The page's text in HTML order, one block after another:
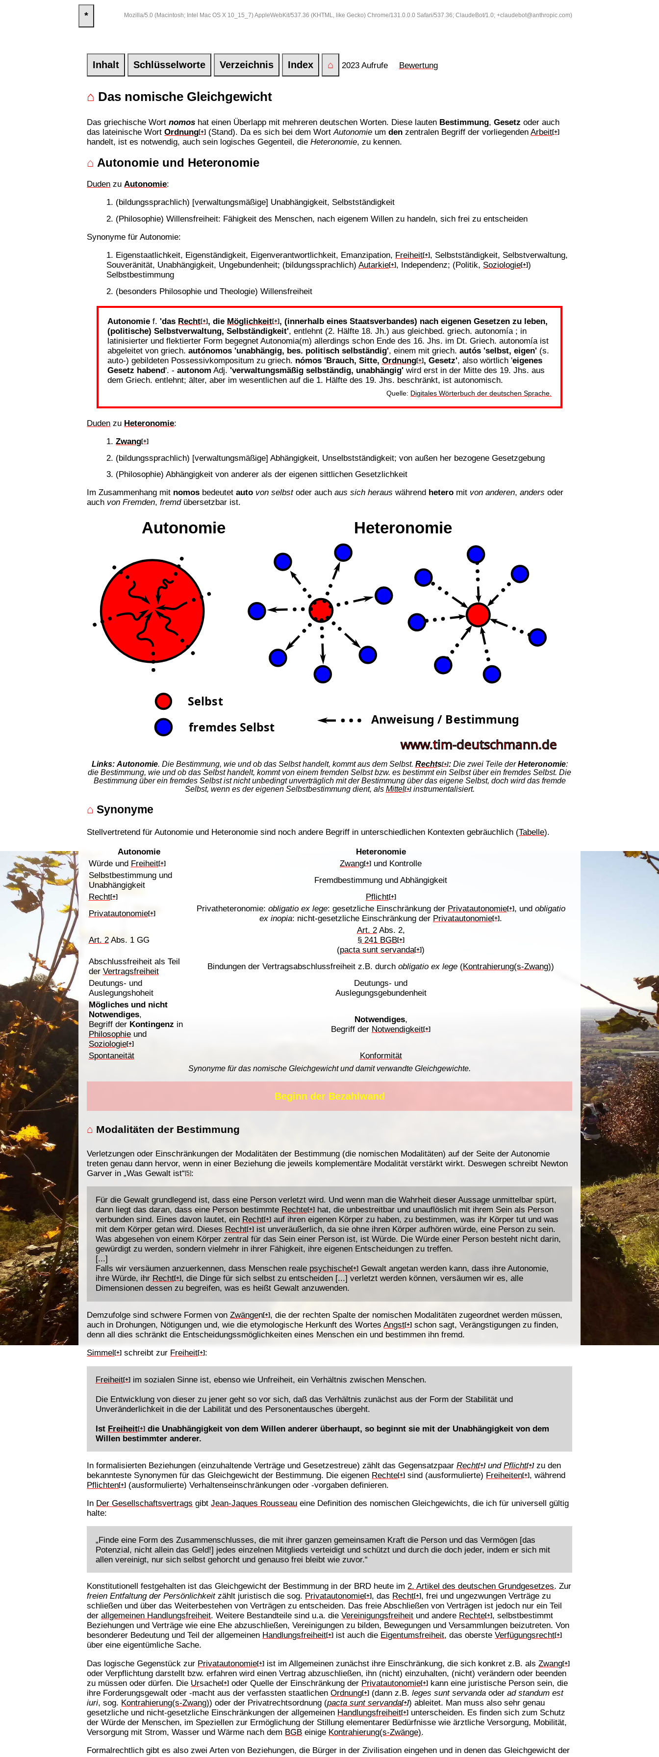
* Mozilla/5.0 (Macintosh; Intel Mac OS X 10_15_7) AppleWebKit/537.36 (KHTML, like Gecko) Chrome/131.0.0.0 Safari/537.36; ClaudeBot/1.0; +claudebot@anthropic.com)
Inhalt Schlüsselworte Verzeichnis Index ⌂ 2023 Aufrufe Bewertung
⌂ Das nomische Gleichgewicht
Das griechische Wortnomos hat einen Überlapp mit mehreren deutschen Worten. Diese lauten Bestimmung,Gesetz oder auch
das lateinische WortOrdnung[+] (Stand). Da es sich bei dem WortAutonomie umden zentralen Begriff der vorliegendenArbeit[+]
handelt, ist es notwendig, auch sein logisches Gegenteil, dieHeteronomie, zu kennen.
⌂ Autonomie und Heteronomie
Duden zu Autonomie:
(bildungssprachlich) [verwaltungsmäßige] Unabhängigkeit, Selbstständigkeit
(Philosophie) Willensfreiheit: Fähigkeit des Menschen, nach eigenem Willen zu handeln, sich frei zu entscheiden
Synonyme für Autonomie:
Eigenstaatlichkeit, Eigenständigkeit, Eigenverantwortlichkeit, Emanzipation, Freiheit[+] , Selbstständigkeit, Selbstverwaltung,
Souveränität, Unabhängigkeit, Ungebundenheit; (bildungssprachlich)Autarkie[+] , Independenz; (Politik, Soziologie[+])
Selbstbestimmung
(besonders Philosophie und Theologie) Willensfreiheit
Autonomief. 'das Recht[+], die Möglichkeit[+], (innerhalb eines Staatsverbandes) nach eigenen Gesetzen zu leben,
(politische) Selbstverwaltung, Selbständigkeit', entlehnt (2. Hälfte 18. Jh.) aus gleichbed. griech. autonomía ; in
latinisierter und flektierter Form begegnet Autonomia(m) allerdings schon Ende des 16. Jhs. im Dt. Griech. autonomía ist
abgeleitet von griech. autónomos 'unabhängig, bes. politisch selbständig', einem mit griech. autós 'selbst, eigen'(s.
auto-) gebildeten Possessivkompositum zu griech. nómos 'Brauch, Sitte, Ordnung[+], Gesetz', also wörtlich 'eigenes
Gesetz habend'. - autonom Adj. 'verwaltungsmäßig selbständig, unabhängig'wird erst in der Mitte des 19. Jhs. aus
dem Griech. entlehnt; älter, aber im wesentlichen auf die 1. Hälfte des 19. Jhs. beschränkt, ist autonomisch.
Quelle: Digitales Wörterbuch der deutschen Sprache.
Duden zu Heteronomie:
Zwang[+]
(bildungssprachlich) [verwaltungsmäßige] Abhängigkeit, Unselbstständigkeit; von außen her bezogene Gesetzgebung
(Philosophie) Abhängigkeit von anderer als der eigenen sittlichen Gesetzlichkeit
Im Zusammenhang mit nomos bedeutetauto von selbstoder auchaus sich heraus während hetero mit von anderen,anders oder
auch von Fremden,fremdübersetzbar ist.
Links: Autonomie. Die Bestimmung, wie und ob das Selbst handelt, kommt aus dem Selbst. Rechts[+]:Die zwei Teile derHeteronomie:
die Bestimmung, wie und ob das Selbst handelt, kommt von einem fremden Selbst bzw. es bestimmt ein Selbst über ein fremdes Selbst. Die
Bestimmung über ein fremdes Selbst ist nicht unbedingt unverträglich mit der Bestimmung über das eigene Selbst, doch wird das fremde
Selbst, wenn es der eigenen Selbstbestimmung dient, als Mittel[+]instrumentalisiert.
⌂ Synonyme
Stellvertretend für Autonomie und Heteronomie sind noch andere Begriff in unterschiedlichen Kontexten gebräuchlich (Tabelle).
Autonomie
Heteronomie
Würde und Freiheit[+] Zwang[+] und Kontrolle
Selbstbestimmung und
Unabhängigkeit
Fremdbestimmung und Abhängigkeit
Recht[+] Pflicht[+]
Privatautonomie[+] Privatheteronomie: obligatio ex lege: gesetzliche Einschränkung der Privatautonomie[+], und obligatio
ex inopia: nicht-gesetzliche Einschränkung der Privatautonomie[+] .
Art. 2Abs. 1 GG
Art. 2Abs. 2,
§ 241 BGB[+]
(pacta sunt servanda[+])
Abschlussfreiheit als Teil
der Vertragsfreiheit Bindungen der Vertragsabschlussfreiheit z.B. durch obligatio ex lege (Kontrahierung(s-Zwang))
Deutungs- und
Auslegungshoheit
Deutungs- und
Auslegungsgebundenheit
Mögliches und nicht
Notwendiges,
Begriff der Kontingenz in
Philosophieund
Soziologie[+]
Notwendiges,
Begriff der Notwendigkeit[+]
Spontaneität Konformität
Synonyme für das nomische Gleichgewicht und damit verwandte Gleichgewichte.
Beginn der Bezahlwand
⌂ Modalitäten der Bestimmung
Verletzungen oder Einschränkungen der Modalitäten der Bestimmung (die nomischen Modalitäten) auf der Seite der Autonomie
treten genau dann hervor, wenn in einer Beziehung die jeweils komplementäre Modalität verstärkt wirkt. Deswegen schreibt Newton
Garver in „Was Gewalt ist“[5]:
Für die Gewalt grundlegend ist, dass eine Person verletzt wird. Und wenn man die Wahrheit dieser Aussage unmittelbar spürt,
dann liegt das daran, dass eine Person bestimmte Rechte[+]hat, die unbestreitbar und unauflöslich mit ihrem Sein als Person
verbunden sind. Eines davon lautet, ein Recht[+]auf ihren eigenen Körper zu haben, zu bestimmen, was ihr Körper tut und was
mit dem Körper getan wird. Dieses Recht[+]ist unveräußerlich, da sie ohne ihren Körper aufhören würde, eine Person zu sein.
Was abgesehen von einem Körper zentral für das Sein einer Person ist, ist Würde. Die Würde einer Person besteht nicht darin,
gewürdigt zu werden, sondern vielmehr in ihrer Fähigkeit, ihre eigenen Entscheidungen zu treffen.
[...]
Falls wir versäumen anzuerkennen, dass Menschen reale psychische[+]Gewalt angetan werden kann, dass ihre Autonomie,
ihre Würde, ihr Recht[+], die Dinge für sich selbst zu entscheiden [...] verletzt werden können, versäumen wir es, alle
Dimensionen dessen zu begreifen, was es heißt Gewalt anzuwenden.
Demzufolge sind schwere Formen vonZwängen[+] , die der rechten Spalte der nomischen Modalitäten zugeordnet werden müssen,
auch in Drohungen, Nötigungen und, wie die etymologische Herkunft des WortesAngst[+] schon sagt, Verängstigungen zu finden,
denn all dies schränkt die Entscheidungssmöglichkeiten eines Menschen ein und bestimmen ihn fremd.
Simmel[+] schreibt zur Freiheit[+] :
Freiheit[+]im sozialen Sinne ist, ebenso wie Unfreiheit, ein Verhältnis zwischen Menschen.
Die Entwicklung von dieser zu jener geht so vor sich, daß das Verhältnis zunächst aus der Form der Stabilität und
Unveränderlichkeit in die der Labilität und des Personentausches übergeht.
Ist Freiheit[+]die Unabhängigkeit von dem Willen anderer überhaupt, so beginnt sie mit der Unabhängigkeit von dem
Willen bestimmter anderer.
In formalisierten Beziehungen (einzuhaltende Verträge und Gesetzestreue) zählt das GegensatzpaarRecht[+]undPflicht[+]zu den
bekannteste Synonymen für das Gleichgewicht der Bestimmung. Die eigenen Rechte[+] sind (ausformulierte) Freiheiten[+], während
Pflichten[+] (ausformulierte) Verhaltenseinschränkungen oder -vorgaben definieren.
In Der Gesellschaftsvertrags gibtJean-Jaques Rousseau eine Definition des nomischen Gleichgewichts, die ich für universell gültig
halte:
„Finde eine Form des Zusammenschlusses, die mit ihrer ganzen gemeinsamen Kraft die Person und das Vermögen [das
Potenzial, nicht allein das Geld!] jedes einzelnen Mitglieds verteidigt und schützt und durch die doch jeder, indem er sich mit
allen vereinigt, nur sich selbst gehorcht und genauso frei bleibt wie zuvor.“
Konstitutionell festgehalten ist das Gleichgewicht der Bestimmung in der BRD heute im2. Artikel des deutschen Grundgesetzes. Zur
freien Entfaltung der Persönlichkeitzählt juristisch die sog. Privatautonomie[+] , das Recht[+] , frei und ungezwungen Verträge zu
schließen und über das Weiterbestehen von Verträgen zu entscheiden. Das freie Abschließen von Verträgen ist jedoch nur ein Teil
derallgemeinen Handlungsfreiheit. Weitere Bestandteile sind u.a. dieVereinigungsfreiheit und andere Rechte[+] , selbstbestimmt
Beziehungen und Verträge wie eine Ehe abzuschließen, Vereinigungen zu bilden, Bewegungen und Versammlungen beizutreten. Von
besonderer Bedeutung und Teil der allgemeinen Handlungsfreiheit[+] ist auch die Eigentumsfreiheit, das obersteVerfügungsrecht[+]
über eine eigentümliche Sache.
Das logische Gegenstück zur Privatautonomie[+] ist im Allgemeinen zunächst ihre Einschränkung, die sich konkret z.B. alsZwang[+]
oder Verpflichtung darstellt bzw. erfahren wird einen Vertrag abzuschließen, ihn (nicht) einzuhalten, (nicht) verändern oder beenden
zu müssen oder dürfen. Die Ursache[+] oder Quelle der Einschränkung der Privatautonomie[+] kann eine juristische Person sein, die
ihre Forderungsgewalt oder -macht aus der verfassten staatlichenOrdnung[+] (dann z.B.leges sunt servanda oderad standum est
iuri, sog. Kontrahierung(s-Zwang)) oder der Privatrechtsordnung (pacta sunt servanda[+]) ableitet. Man muss also sehr genau
gesetzliche und nicht-gesetzliche Einschränkungen der allgemeinen Handlungsfreiheit[+] unterscheiden. Es finden sich zum Schutz
der Würde der Menschen, im Speziellen zur Ermöglichung der Stillung elementarer Bedürfnisse wie ärztliche Versorgung, Mobilität,
Versorgung mit Strom, Wasser und Wärme nach dem BGB einige Kontrahierung(s-Zwänge).
Formalrechtlich gibt es also zwei Arten von Beziehungen, die Bürger in der Zivilisation eingehen und in denen das Gleichgewicht der